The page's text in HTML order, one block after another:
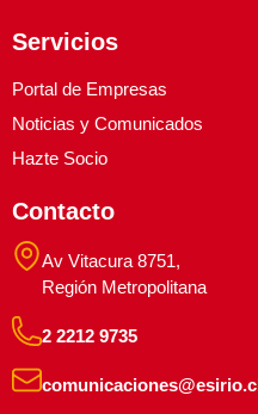
Servicios
Portal de Empresas
Noticias y Comunicados
Hazte Socio
Contacto
Av Vitacura 8751,
Región Metropolitana
2 2212 9735
comunicaciones@esirio.cl